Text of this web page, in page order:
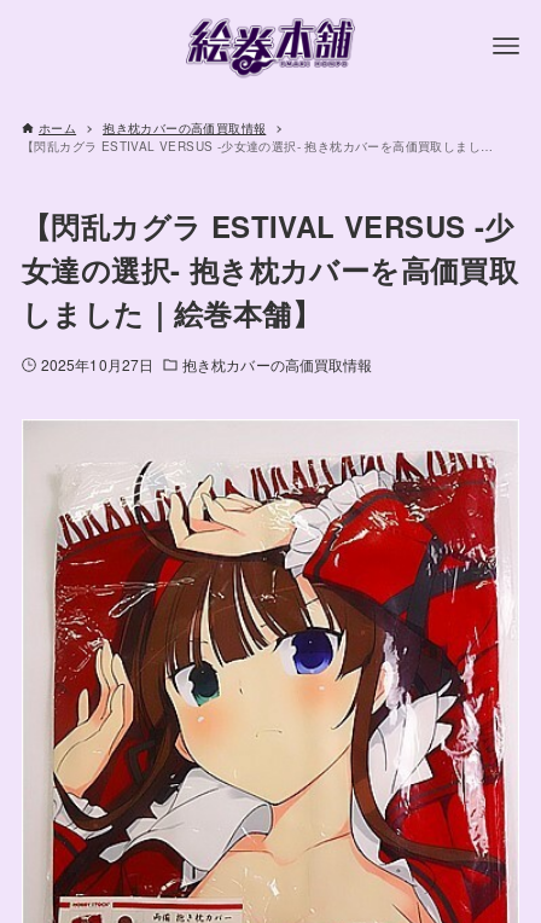
ホーム
抱き枕カバーの高価買取情報
【閃乱カグラ ESTIVAL VERSUS -少女達の選択- 抱き枕カバーを高価買取しました｜絵巻本舗】
【閃乱カグラ ESTIVAL VERSUS -少
女達の選択- 抱き枕カバーを高価買取
しました｜絵巻本舗】
2025年10月27日 抱き枕カバーの高価買取情報